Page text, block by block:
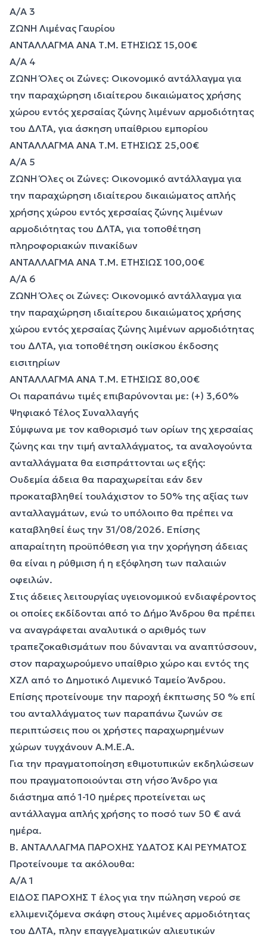
Α/Α 3
ΖΩΝΗ Λιμένας Γαυρίου
ΑΝΤΑΛΛΑΓΜΑ ΑΝΑ Τ.Μ. ΕΤΗΣΙΩΣ 15,00€
Α/Α 4
ΖΩΝΗ Όλες οι Ζώνες: Οικονομικό αντάλλαγμα για
την παραχώρηση ιδιαίτερου δικαιώματος χρήσης
χώρου εντός χερσαίας ζώνης λιμένων αρμοδιότητας
του ΔΛΤΑ, για άσκηση υπαίθριου εμπορίου
ΑΝΤΑΛΛΑΓΜΑ ΑΝΑ Τ.Μ. ΕΤΗΣΙΩΣ 25,00€
Α/Α 5
ΖΩΝΗ Όλες οι Ζώνες: Οικονομικό αντάλλαγμα για
την παραχώρηση ιδιαίτερου δικαιώματος απλής
χρήσης χώρου εντός χερσαίας ζώνης λιμένων
αρμοδιότητας του ΔΛΤΑ, για τοποθέτηση
πληροφοριακών πινακίδων
ΑΝΤΑΛΛΑΓΜΑ ΑΝΑ Τ.Μ. ΕΤΗΣΙΩΣ 100,00€
Α/Α 6
ΖΩΝΗ Όλες οι Ζώνες: Οικονομικό αντάλλαγμα για
την παραχώρηση ιδιαίτερου δικαιώματος χρήσης
χώρου εντός χερσαίας ζώνης λιμένων αρμοδιότητας
του ΔΛΤΑ, για τοποθέτηση οικίσκου έκδοσης
εισιτηρίων
ΑΝΤΑΛΛΑΓΜΑ ΑΝΑ Τ.Μ. ΕΤΗΣΙΩΣ 80,00€
Οι παραπάνω τιμές επιβαρύνονται με: (+) 3,60%
Ψηφιακό Τέλος Συναλλαγής
Σύμφωνα με τον καθορισμό των ορίων της χερσαίας
ζώνης και την τιμή ανταλλάγματος, τα αναλογούντα
ανταλλάγματα θα εισπράττονται ως εξής:
Ουδεμία άδεια θα παραχωρείται εάν δεν
προκαταβληθεί τουλάχιστον το 50% της αξίας των
ανταλλαγμάτων, ενώ το υπόλοιπο θα πρέπει να
καταβληθεί έως την 31/08/2026. Επίσης
απαραίτητη προϋπόθεση για την χορήγηση άδειας
θα είναι η ρύθμιση ή η εξόφληση των παλαιών
οφειλών.
Στις άδειες λειτουργίας υγειονομικού ενδιαφέροντος
οι οποίες εκδίδονται από το Δήμο Άνδρου θα πρέπει
να αναγράφεται αναλυτικά ο αριθμός των
τραπεζοκαθισμάτων που δύνανται να αναπτύσσουν,
στον παραχωρούμενο υπαίθριο χώρο και εντός της
ΧΖΛ από το Δημοτικό Λιμενικό Ταμείο Άνδρου.
Επίσης προτείνουμε την παροχή έκπτωσης 50 % επί
του ανταλλάγματος των παραπάνω ζωνών σε
περιπτώσεις που οι χρήστες παραχωρημένων
χώρων τυγχάνουν Α.Μ.Ε.Α.
Για την πραγματοποίηση εθιμοτυπικών εκδηλώσεων
που πραγματοποιούνται στη νήσο Άνδρο για
διάστημα από 1-10 ημέρες προτείνεται ως
αντάλλαγμα απλής χρήσης το ποσό των 50 € ανά
ημέρα.
Β. ΑΝΤΑΛΛΑΓΜΑ ΠΑΡΟΧΗΣ ΥΔΑΤΟΣ ΚΑΙ ΡΕΥΜΑΤΟΣ
Προτείνουμε τα ακόλουθα:
Α/Α 1
ΕΙΔΟΣ ΠΑΡΟΧΗΣ Τ έλος για την πώληση νερού σε
ελλιμενιζόμενα σκάφη στους λιμένες αρμοδιότητας
του ΔΛΤΑ, πλην επαγγελματικών αλιευτικών